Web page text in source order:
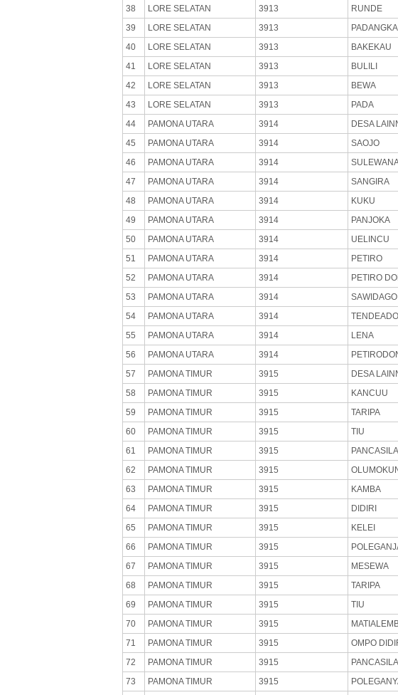
38
LORE SELATAN 3913 RUNDE
39
LORE SELATAN 3913
40
LORE SELATAN 3913 BAKEKAU
41
LORE SELATAN 3913 BULILI
42
LORE SELATAN 3913 BEWA
43
LORE SELATAN 3913 PADA
44
PAMONA UTARA 3914 DESA
45
PAMONA UTARA 3914 SAOJO
46
PAMONA UTARA 3914
47
PAMONA UTARA 3914 SANGIRA
48
PAMONA UTARA 3914 KUKU
49
PAMONA UTARA 3914 PANJOKA
50
PAMONA UTARA 3914 UELINCU
51
PAMONA UTARA 3914 PETIRO
52
PAMONA UTARA 3914 PETIRO
53
PAMONA UTARA 3914 SAWIDAGO
54
PAMONA UTARA 3914
55
PAMONA UTARA 3914 LENA
56
PAMONA UTARA 3914
57
PAMONA TIMUR 3915 DESA
58
PAMONA TIMUR 3915 KANCUU
59
PAMONA TIMUR 3915 TARIPA
60
PAMONA TIMUR 3915 TIU
61
PAMONA TIMUR 3915 PANCASILA
62
PAMONA TIMUR 3915
63
PAMONA TIMUR 3915 KAMBA
64
PAMONA TIMUR 3915 DIDIRI
65
PAMONA TIMUR 3915 KELEI
66
PAMONA TIMUR 3915
67
PAMONA TIMUR 3915 MESEWA
68
PAMONA TIMUR 3915 TARIPA
69
PAMONA TIMUR 3915 TIU
70
PAMONA TIMUR 3915
71
PAMONA TIMUR 3915 OMPO
72
PAMONA TIMUR 3915
73
PAMONA TIMUR 3915